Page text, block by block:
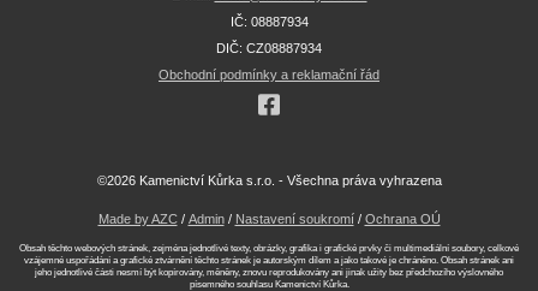
IČ: 08887934
DIČ: CZ08887934
Obchodní podmínky a reklamační řád
©2026 Kamenictví Kůrka s.r.o. - Všechna práva vyhrazena
Made by AZC/ Admin/ Nastavení soukromí/ Ochrana OÚ
Obsah těchto webových stránek, zejména jednotlivé texty, obrázky, grafika i grafické prvky či multimediální soubory, celkové
vzájemné uspořádání a grafické ztvárnění těchto stránek je autorským dílem a jako takové je chráněno. Obsah stránek ani
jeho jednotlivé části nesmí být kopírovány, měněny, znovu reprodukovány ani jinak užity bez předchozího výslovného
písemného souhlasu Kamenictví Kůrka.